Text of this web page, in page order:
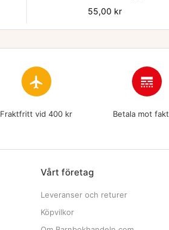
Pris
55,00 kr
flight
Fraktfritt vid 400 kr
line_style
Betala mot
Vårt företag
Leveranser och returer
Köpvilkor